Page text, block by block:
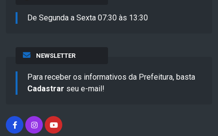
De Segunda a Sexta 07:30 às 13:30
NEWSLETTER
Para receber os informativos da Prefeitura, basta
Cadastrar seu e-mail!